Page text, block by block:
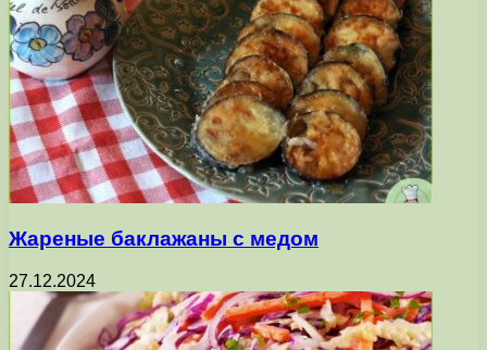
Жареные баклажаны с медом
27.12.2024